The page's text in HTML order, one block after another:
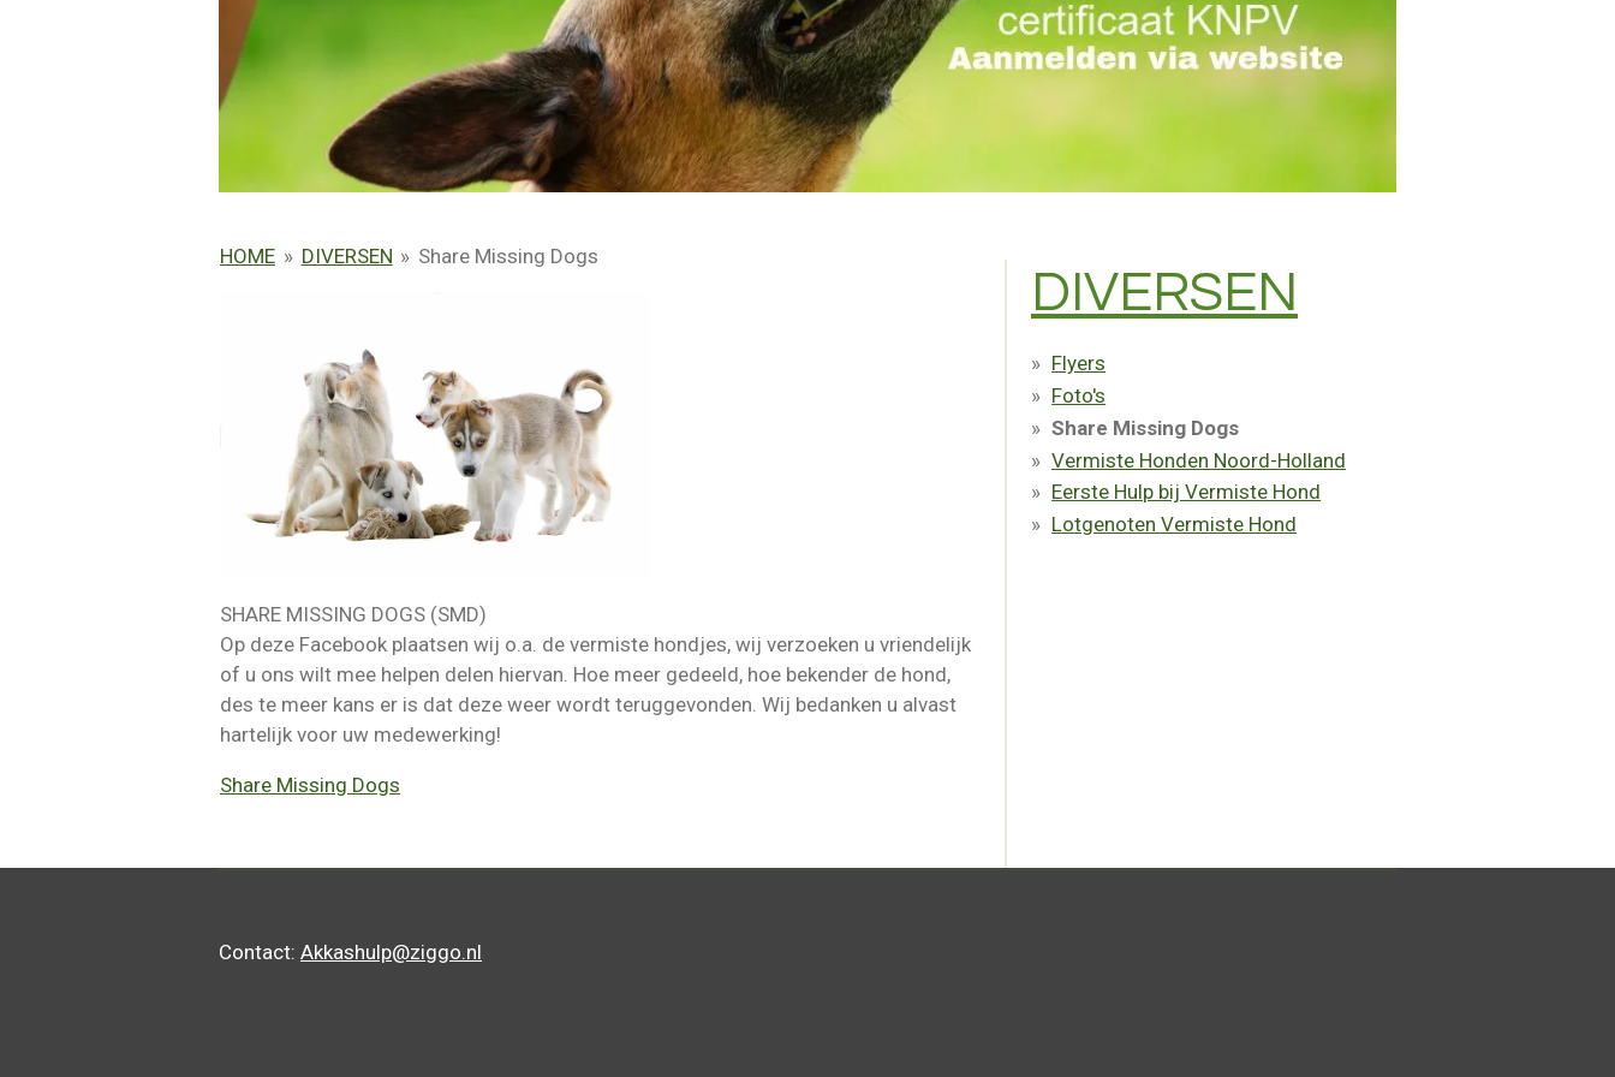
HOME » DIVERSEN » Share Missing Dogs
SHARE MISSING DOGS (SMD)
Op deze Facebook plaatsen wij o.a. de vermiste hondjes, wij verzoeken u vriendelijk
of u ons wilt mee helpen delen hiervan. Hoe meer gedeeld, hoe bekender de hond,
des te meer kans er is dat deze weer wordt teruggevonden. Wij bedanken u alvast
hartelijk voor uw medewerking!
Share Missing Dogs
DIVERSEN
Flyers
Foto's
Share Missing Dogs
Vermiste Honden Noord-Holland
Eerste Hulp bij Vermiste Hond
Lotgenoten Vermiste Hond
Contact: Akkashulp@ziggo.nl